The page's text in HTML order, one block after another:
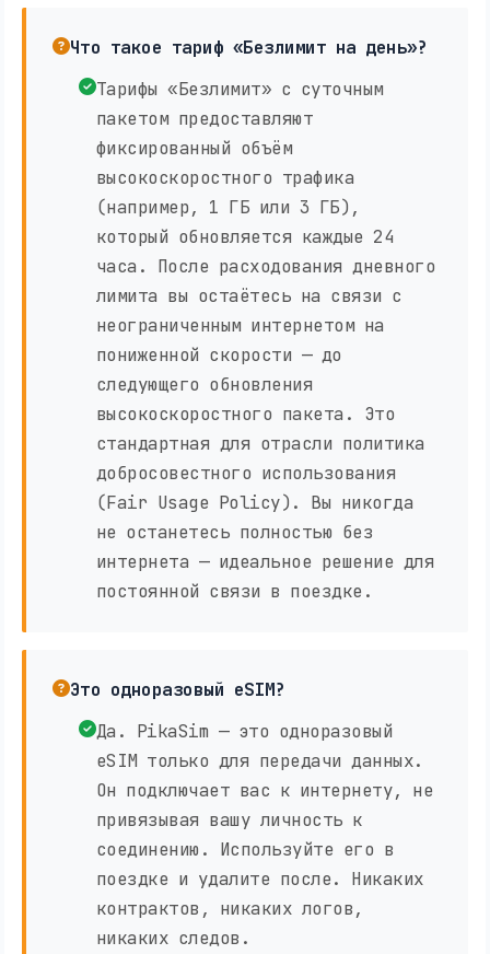
Что такое тариф «Безлимит на день»?
Тарифы «Безлимит» с суточным
пакетом предоставляют
фиксированный объём
высокоскоростного трафика
(например, 1 ГБ или 3 ГБ),
который обновляется каждые 24
часа. После расходования дневного
лимита вы остаётесь на связи с
неограниченным интернетом на
пониженной скорости — до
следующего обновления
высокоскоростного пакета. Это
стандартная для отрасли политика
добросовестного использования
(Fair Usage Policy). Вы никогда
не останетесь полностью без
интернета — идеальное решение для
постоянной связи в поездке.
Это одноразовый eSIM?
Да. PikaSim — это одноразовый
eSIM только для передачи данных.
Он подключает вас к интернету, не
привязывая вашу личность к
соединению. Используйте его в
поездке и удалите после. Никаких
контрактов, никаких логов,
никаких следов.